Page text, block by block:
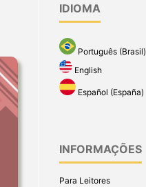
IDIOMA
Português (Brasil)
English
Español (España)
INFORMAÇÕES
Para Leitores